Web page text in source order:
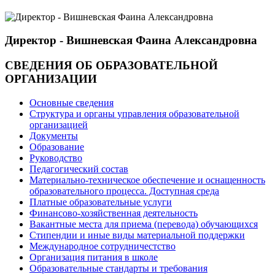
Директор - Вишневская Фаина Александровна
СВЕДЕНИЯ ОБ ОБРАЗОВАТЕЛЬНОЙ
ОРГАНИЗАЦИИ
Основные сведения
Структура и органы управления образовательной
организацией
Документы
Образование
Руководство
Педагогический состав
Материально-техническое обеспечение и оснащенность
образовательного процесса. Доступная среда
Платные образовательные услуги
Финансово-хозяйственная деятельность
Вакантные места для приема (перевода) обучающихся
Стипендии и иные виды материальной поддержки
Международное сотрудничестство
Организация питания в школе
Образовательные стандарты и требования